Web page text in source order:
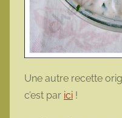
Une autre recette
c’est par ici !